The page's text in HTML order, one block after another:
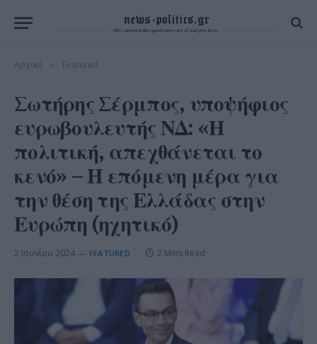
Αρχική Featured
Σωτήρης Σέρμπος, υποψήφιος
ευρωβουλευτής ΝΔ: «Η
πολιτική, απεχθάνεται το
κενό» – Η επόμενη μέρα για
την θέση της Ελλάδας στην
Ευρώπη (ηχητικό)
2 Ιουνίου 2024 FEATURED 2 Mins Read